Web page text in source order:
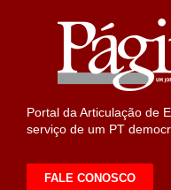
Portal da Articulação de
serviço de um PT
FALE CONOSCO